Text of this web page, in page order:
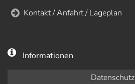
Kontakt / Anfahrt / Lageplan
Informationen
Datenschutz